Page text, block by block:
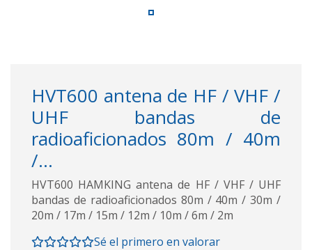
HVT600 antena de HF / VHF /
UHF bandas de
radioaficionados 80m / 40m
/...
HVT600 HAMKING antena de HF / VHF / UHF
bandas de radioaficionados 80m / 40m / 30m /
20m / 17m / 15m / 12m / 10m / 6m / 2m
Sé el primero en valorar